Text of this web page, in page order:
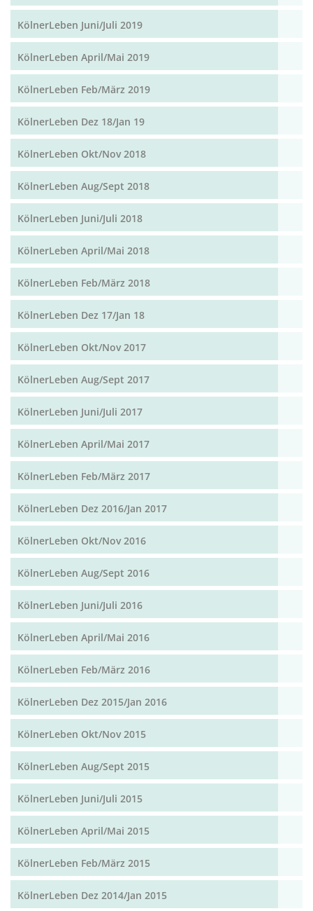
KölnerLeben Juni/Juli 2019
KölnerLeben April/Mai 2019
KölnerLeben Feb/März 2019
KölnerLeben Dez 18/Jan 19
KölnerLeben Okt/Nov 2018
KölnerLeben Aug/Sept 2018
KölnerLeben Juni/Juli 2018
KölnerLeben April/Mai 2018
KölnerLeben Feb/März 2018
KölnerLeben Dez 17/Jan 18
KölnerLeben Okt/Nov 2017
KölnerLeben Aug/Sept 2017
KölnerLeben Juni/Juli 2017
KölnerLeben April/Mai 2017
KölnerLeben Feb/März 2017
KölnerLeben Dez 2016/Jan 2017
KölnerLeben Okt/Nov 2016
KölnerLeben Aug/Sept 2016
KölnerLeben Juni/Juli 2016
KölnerLeben April/Mai 2016
KölnerLeben Feb/März 2016
KölnerLeben Dez 2015/Jan 2016
KölnerLeben Okt/Nov 2015
KölnerLeben Aug/Sept 2015
KölnerLeben Juni/Juli 2015
KölnerLeben April/Mai 2015
KölnerLeben Feb/März 2015
KölnerLeben Dez 2014/Jan 2015